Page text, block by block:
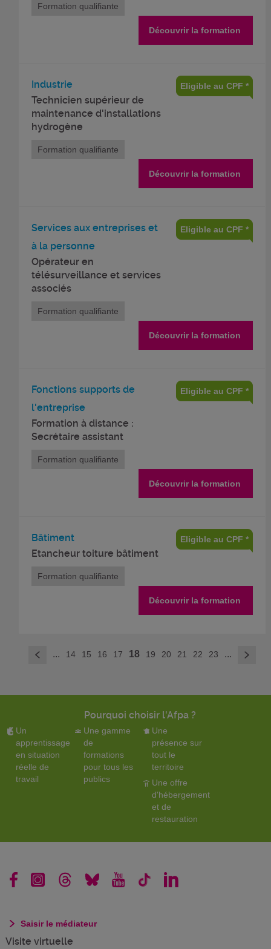
Formation qualifiante
Découvrir la formation
Industrie
Technicien supérieur de
maintenance d'installations
hydrogène
Eligible au CPF *
Formation qualifiante
Découvrir la formation
Services aux entreprises et
à la personne
Opérateur en
télésurveillance et services
associés
Eligible au CPF *
Formation qualifiante
Découvrir la formation
Fonctions supports de
l'entreprise
Formation à distance :
Secrétaire assistant
Eligible au CPF *
Formation qualifiante
Découvrir la formation
Bâtiment
Etancheur toiture bâtiment
Eligible au CPF *
Formation qualifiante
Découvrir la formation
< ... 14 15 16 17 18 19 20 21 22 23 ... >
Pourquoi choisir l'Afpa ?
Un
apprentissage
en situation
réelle de
travail
Une gamme
de
formations
pour tous les
publics
Une
présence sur
tout le
territoire
Une offre
d'hébergement
et de
restauration
Saisir le médiateur
Visite virtuelle